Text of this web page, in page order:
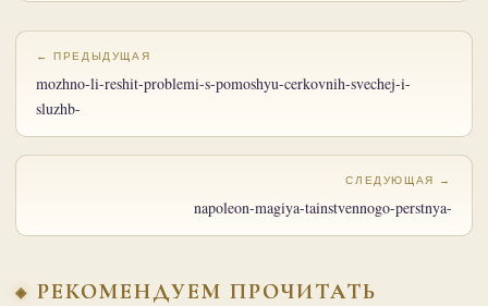
← ПРЕДЫДУЩАЯ
mozhno-li-reshit-problemi-s-pomoshyu-cerkovnih-svechej-i-
sluzhb-
СЛЕДУЮЩАЯ →
napoleon-magiya-tainstvennogo-perstnya-
РЕКОМЕНДУЕМ ПРОЧИТАТЬ